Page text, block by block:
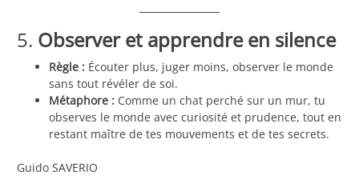
5. Observer et apprendre en silence
Règle : Écouter plus, juger moins, observer le monde
sans tout révéler de soi.
Métaphore : Comme un chat perché sur un mur, tu
observes le monde avec curiosité et prudence, tout en
restant maître de tes mouvements et de tes secrets.
Guido SAVERIO